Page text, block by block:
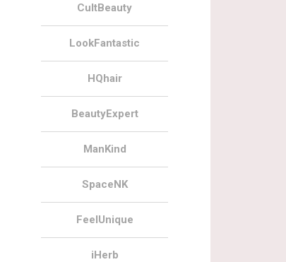
CultBeauty
LookFantastic
HQhair
BeautyExpert
ManKind
SpaceNK
FeelUnique
iHerb